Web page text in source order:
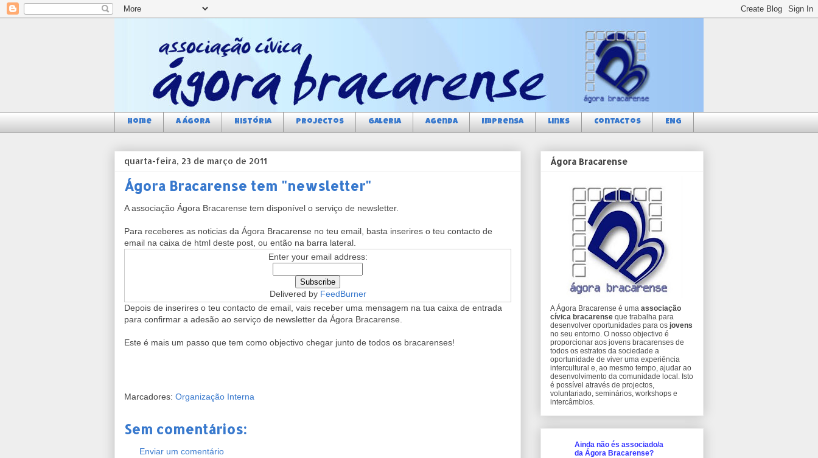
Home a Ágora História Projectos Galeria Agenda Imprensa Links Contactos ENG
quarta-feira, 23 de março de 2011
Ágora Bracarense tem "newsletter"
A associação Ágora Bracarense tem disponível o serviço de newsletter.
Para receberes as noticias da Ágora Bracarense no teu email, basta inserires o teu contacto de
email na caixa de html deste post, ou então na barra lateral.
Enter your email address:
Delivered by FeedBurner
Depois de inserires o teu contacto de email, vais receber uma mensagem na tua caixa de entrada
para confirmar a adesão ao serviço de newsletter da Ágora Bracarense.
Este é mais um passo que tem como objectivo chegar junto de todos os bracarenses!
Marcadores: Organização Interna
Sem comentários:
Enviar um comentário
Ágora Bracarense
A Ágora Bracarense é uma associação
cívica bracarense que trabalha para
desenvolver oportunidades para os jovens
no seu entorno. O nosso objectivo é
proporcionar aos jovens bracarenses de
todos os estratos da sociedade a
oportunidade de viver uma experiência
intercultural e, ao mesmo tempo, ajudar ao
desenvolvimento da comunidade local. Isto
é possível através de projectos,
voluntariado, seminários, workshops e
intercâmbios.
Ainda não és associado/a
da Ágora Bracarense?